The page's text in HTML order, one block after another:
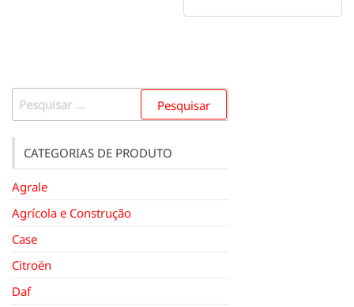
Pesquisar
CATEGORIAS DE PRODUTO
Agrale
Agrícola e Construção
Case
Citroën
Daf